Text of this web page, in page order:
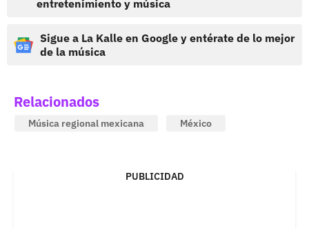
entretenimiento y música
Sigue a La Kalle en Google y entérate de lo mejor
de la música
Relacionados
Música regional mexicana México
PUBLICIDAD